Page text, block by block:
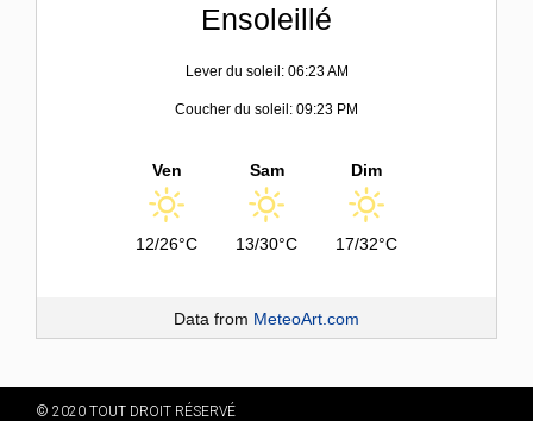
Ensoleillé
Lever du soleil: 06:23 AM
Coucher du soleil: 09:23 PM
Ven
12/26°C
Sam
13/30°C
Dim
17/32°C
Data from MeteoArt.com
© 2020 TOUT DROIT RÉSERVÉ